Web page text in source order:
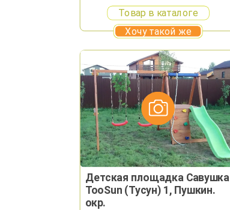
Товар в каталоге
Хочу такой же
Детская площадка Савушка
TooSun (Тусун) 1, Пушкин.
окр.